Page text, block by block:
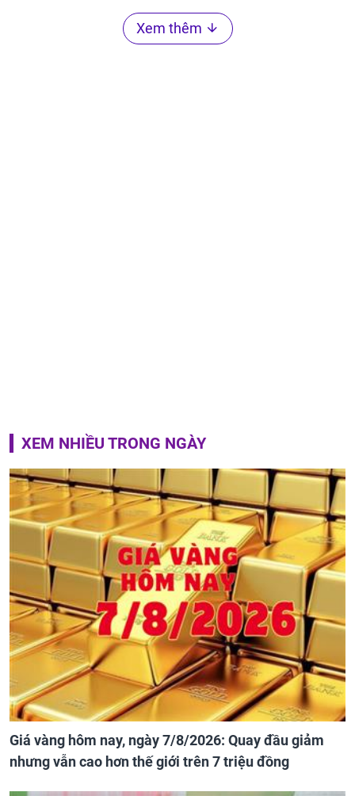
Xem thêm
XEM NHIỀU TRONG NGÀY
Giá vàng hôm nay, ngày 7/8/2026: Quay đầu giảm
nhưng vẫn cao hơn thế giới trên 7 triệu đồng